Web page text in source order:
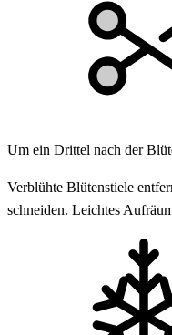
Um ein Drittel nach der
Verblühte Blütenstiele
schneiden. Leichtes